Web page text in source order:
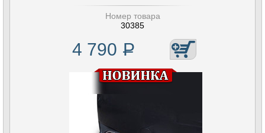
Номер товара
30385
4 790 Р